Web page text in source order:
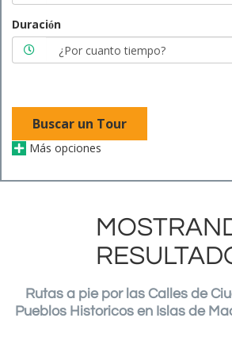
Duración
Buscar un Tour
Más opciones
Rutas a pie por las Calles de
Pueblos Historicos en Islas de